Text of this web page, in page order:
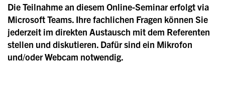
Die Teilnahme an diesem Online-Seminar erfolgt via
Microsoft Teams. Ihre fachlichen Fragen können Sie
jederzeit im direkten Austausch mit dem Referenten
stellen und diskutieren. Dafür sind ein Mikrofon
und/oder Webcam notwendig.